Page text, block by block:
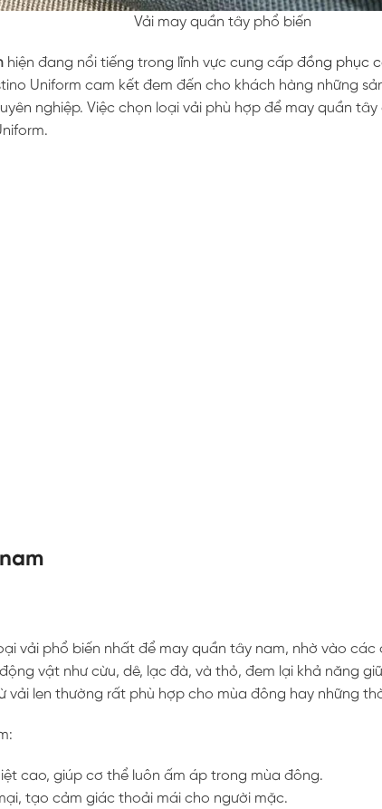
Vải may quần tây phổ biến
hiện đang nổi tiếng trong lĩnh vực cung cấpđồng phục
Uniform cam kết đem đến cho khách hàng những
nghiệp. Việc chọn loại vải phù hợp để may quần
vải phổ biến nhất để may quần tây nam, nhờ vào
vật như cừu, dê, lạc đà, và thỏ, đem lại khả năng
vải len thường rất phù hợp cho mùa đông hay những
cao, giúp cơ thể luôn ấm áp trong mùa đông.
tạo cảm giác thoải mái cho người mặc.